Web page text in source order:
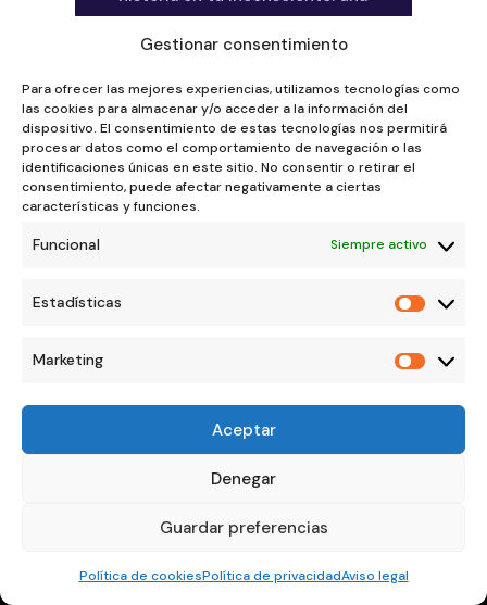
Gestionar consentimiento
Para ofrecer las mejores experiencias, utilizamos tecnologías como
las cookies para almacenar y/o acceder a la información del
dispositivo. El consentimiento de estas tecnologías nos permitirá
procesar datos como el comportamiento de navegación o las
identificaciones únicas en este sitio. No consentir o retirar el
consentimiento, puede afectar negativamente a ciertas
características y funciones.
Funcional Siempre activo
Estadísticas
Marketing
Aceptar
Denegar
Guardar preferencias
Política de cookiesPolítica de privacidadAviso legal
herencia familiar, una creencia
instalada, una memoria que dice
hipnosis regresiva te lleva
directamente a ella.
“Cuando sanas tu relación con el dinero
por dentro, lo que sucede por fuera
50 min
Regresión hipnótica guiada completa
♾️
   